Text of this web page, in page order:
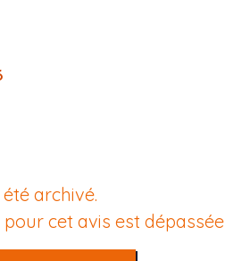
archivé.
cet avis est dépassée